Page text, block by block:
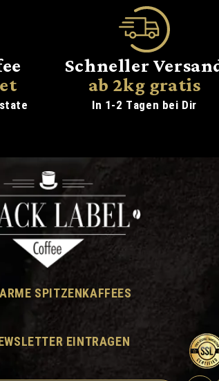
Schneller
ab 2kg gratis
In 1-2 Tagen bei Dir
SPITZENKAFFEES
EINTRAGEN